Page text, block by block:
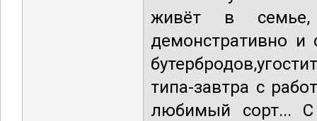
живёт в
демонстративно и
типа-завтра с
любимый сорт...